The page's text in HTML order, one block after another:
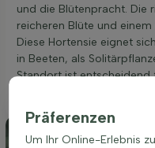
und die Blütenpracht. Die
reicheren Blüte und
Diese Hortensie eignet
in Beeten, als
Standort ist
Präferenzen
Um Ihr Online-Erlebnis